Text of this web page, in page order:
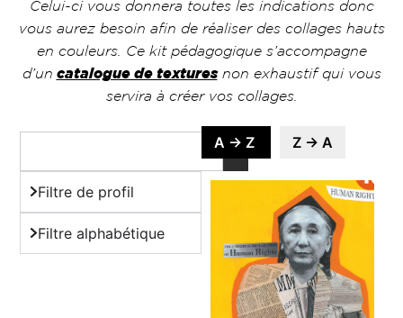
Celui-ci vous donnera toutes les indications donc
vous aurez besoin afin de réaliser des collages hauts
en couleurs. Ce kit pédagogique s’accompagne
d’un catalogue de texturesnon exhaustif qui vous
servira à créer vos collages.
Filtre de profil
Filtre alphabétique
A → Z Z → A